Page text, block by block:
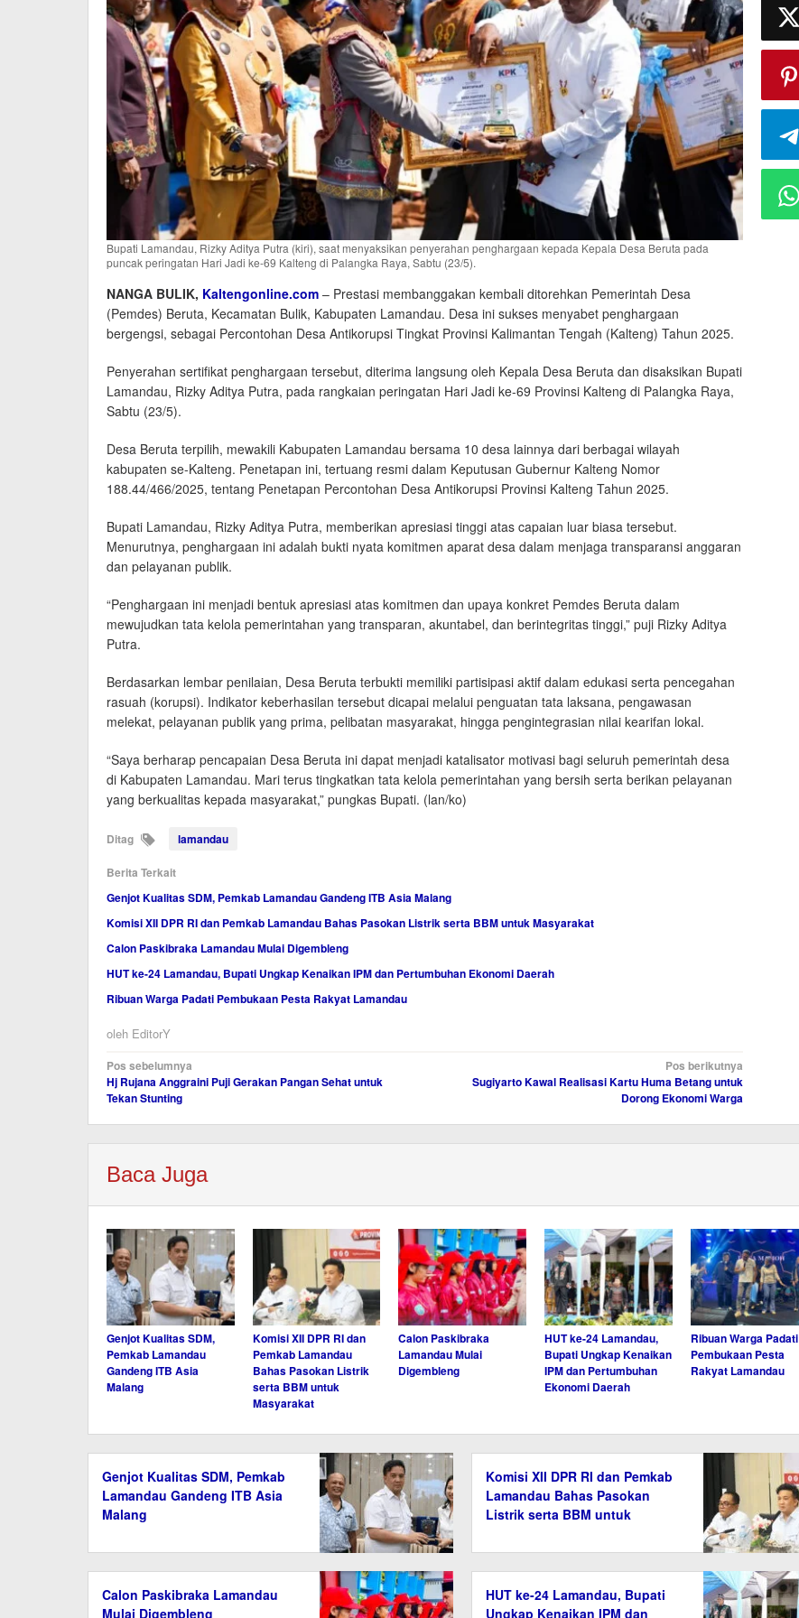
Bupati Lamandau, Rizky Aditya Putra (kiri), saat menyaksikan penyerahan penghargaan kepada Kepala Desa Beruta pada
puncak peringatan Hari Jadi ke-69 Kalteng di Palangka Raya, Sabtu (23/5).
NANGA BULIK, Kaltengonline.com – Prestasi membanggakan kembali ditorehkan Pemerintah Desa
(Pemdes) Beruta, Kecamatan Bulik, Kabupaten Lamandau. Desa ini sukses menyabet penghargaan
bergengsi, sebagai Percontohan Desa Antikorupsi Tingkat Provinsi Kalimantan Tengah (Kalteng) Tahun 2025.
Penyerahan sertifikat penghargaan tersebut, diterima langsung oleh Kepala Desa Beruta dan disaksikan Bupati
Lamandau, Rizky Aditya Putra, pada rangkaian peringatan Hari Jadi ke-69 Provinsi Kalteng di Palangka Raya,
Sabtu (23/5).
Desa Beruta terpilih, mewakili Kabupaten Lamandau bersama 10 desa lainnya dari berbagai wilayah
kabupaten se-Kalteng. Penetapan ini, tertuang resmi dalam Keputusan Gubernur Kalteng Nomor
188.44/466/2025, tentang Penetapan Percontohan Desa Antikorupsi Provinsi Kalteng Tahun 2025.
Bupati Lamandau, Rizky Aditya Putra, memberikan apresiasi tinggi atas capaian luar biasa tersebut.
Menurutnya, penghargaan ini adalah bukti nyata komitmen aparat desa dalam menjaga transparansi anggaran
dan pelayanan publik.
“Penghargaan ini menjadi bentuk apresiasi atas komitmen dan upaya konkret Pemdes Beruta dalam
mewujudkan tata kelola pemerintahan yang transparan, akuntabel, dan berintegritas tinggi,” puji Rizky Aditya
Putra.
Berdasarkan lembar penilaian, Desa Beruta terbukti memiliki partisipasi aktif dalam edukasi serta pencegahan
rasuah (korupsi). Indikator keberhasilan tersebut dicapai melalui penguatan tata laksana, pengawasan
melekat, pelayanan publik yang prima, pelibatan masyarakat, hingga pengintegrasian nilai kearifan lokal.
“Saya berharap pencapaian Desa Beruta ini dapat menjadi katalisator motivasi bagi seluruh pemerintah desa
di Kabupaten Lamandau. Mari terus tingkatkan tata kelola pemerintahan yang bersih serta berikan pelayanan
yang berkualitas kepada masyarakat,” pungkas Bupati. (lan/ko)
Ditag lamandau
Berita Terkait
Genjot Kualitas SDM, Pemkab Lamandau Gandeng ITB Asia Malang
Komisi XII DPR RI dan Pemkab Lamandau Bahas Pasokan Listrik serta BBM untuk Masyarakat
Calon Paskibraka Lamandau Mulai Digembleng
HUT ke-24 Lamandau, Bupati Ungkap Kenaikan IPM dan Pertumbuhan Ekonomi Daerah
Ribuan Warga Padati Pembukaan Pesta Rakyat Lamandau
oleh EditorY
Navigasi
pos
Pos sebelumnya
Hj Rujana Anggraini Puji Gerakan Pangan Sehat untuk
Tekan Stunting
Pos berikutnya
Sugiyarto Kawal Realisasi Kartu Huma Betang untuk
Dorong Ekonomi Warga
Baca Juga
Genjot Kualitas SDM,
Pemkab Lamandau
Gandeng ITB Asia
Malang
Komisi XII DPR RI dan
Pemkab Lamandau
Bahas Pasokan Listrik
serta BBM untuk
Masyarakat
Calon Paskibraka
Lamandau Mulai
Digembleng
HUT ke-24 Lamandau,
Bupati Ungkap Kenaikan
IPM dan Pertumbuhan
Ekonomi Daerah
Ribuan Warga Padati
Pembukaan Pesta
Rakyat Lamandau
Genjot Kualitas SDM, Pemkab
Lamandau Gandeng ITB Asia
Malang
Komisi XII DPR RI dan Pemkab
Lamandau Bahas Pasokan
Listrik serta BBM untuk
Calon Paskibraka Lamandau
Mulai Digembleng
HUT ke-24 Lamandau, Bupati
Ungkap Kenaikan IPM dan